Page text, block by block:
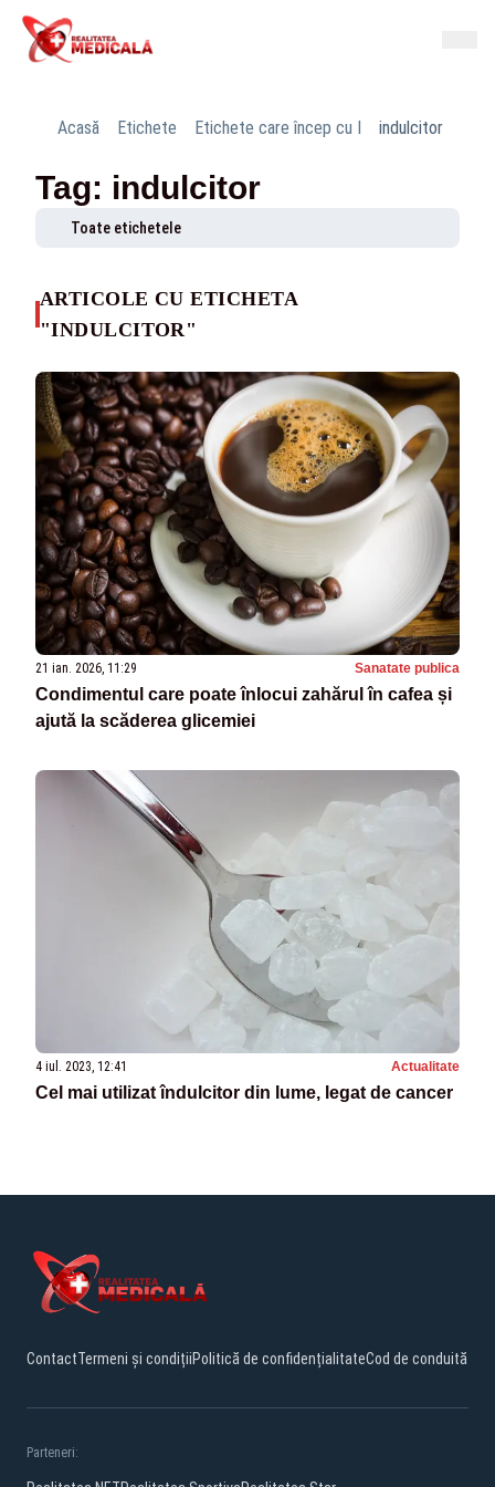
Acasă Etichete Etichete care încep cu I indulcitor
Tag: indulcitor
Toate etichetele
ARTICOLE CU ETICHETA
"INDULCITOR"
21 ian. 2026, 11:29 Sanatate publica
Condimentul care poate înlocui zahărul în cafea și
ajută la scăderea glicemiei
4 iul. 2023, 12:41 Actualitate
Cel mai utilizat îndulcitor din lume, legat de cancer
ContactTermeni și condițiiPolitică de confidențialitateCod de conduită
Parteneri: